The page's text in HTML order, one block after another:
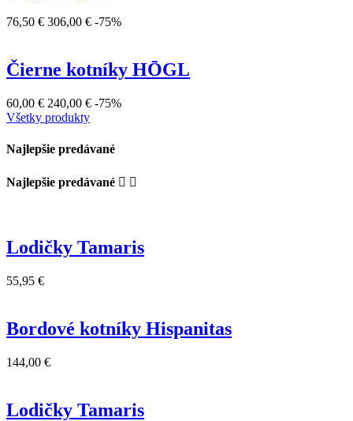
76,50 € 306,00 € -75%
Čierne kotníky HŌGL
60,00 € 240,00 € -75%
Všetky produkty
Najlepšie predávané
Najlepšie predávané  
Lodičky Tamaris
55,95 €
Bordové kotníky Hispanitas
144,00 €
Lodičky Tamaris